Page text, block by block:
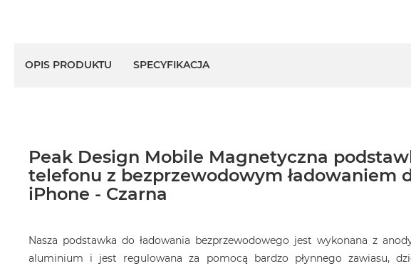
OPIS PRODUKTU SPECYFIKACJA
Peak Design Mobile Magnetyczna
telefonu z bezprzewodowym ładowaniem
iPhone - Czarna
Nasza podstawka do ładowania bezprzewodowego jest wykonana z
aluminium i jest regulowana za pomocą bardzo płynnego zawiasu,